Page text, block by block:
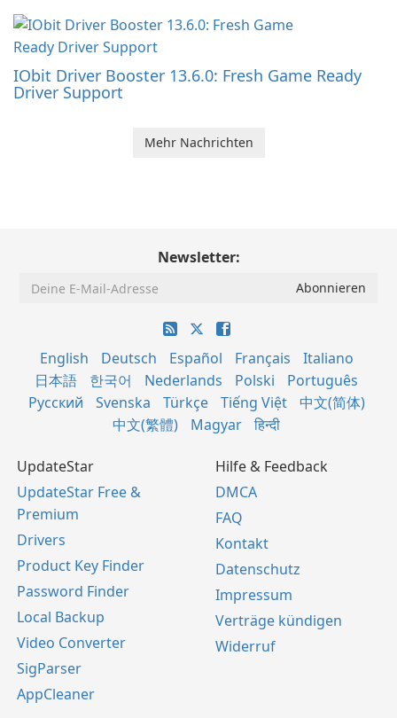
IObit Driver Booster 13.6.0: Fresh Game Ready
Driver Support
Mehr Nachrichten
Newsletter:
English Deutsch Español Français
Italiano
日本語
한국어 Nederlands Polski
Português
Русский
Svenska Türkçe Tiếng Việt
中文(简体)
中文(繁體)
Magyar हिन्दी
UpdateStar
UpdateStar Free &
Premium
Drivers
Product Key Finder
Password Finder
Local Backup
Video Converter
SigParser
AppCleaner
Hilfe & Feedback
DMCA
FAQ
Kontakt
Datenschutz
Impressum
Verträge kündigen
Widerruf